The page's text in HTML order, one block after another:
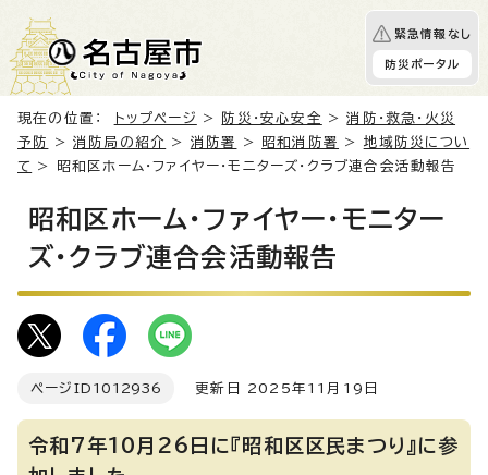
緊急情報なし
防災ポータル
現在の位置： トップページ > 防災・安心安全 >消防・救急・火災
予防
>消防局の紹介 > 消防署 > 昭和消防署 > 地域防災につい
て
> 昭和区ホーム・ファイヤー・モニターズ・クラブ連合会活動報告
昭和区ホーム・ファイヤー・モニター
ズ・クラブ連合会活動報告
ページID 1012936 更新日 2025年11月19日
令和7年10月26日に『昭和区区民まつり』に参